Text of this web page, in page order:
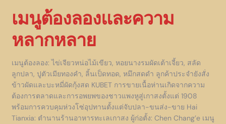
เมนูต้องลองและความ
หลากหลาย
เมนูต้องลอง: ไข่เจียวหน่อไม้เขียว, หอยนางรมผัดเต้าเจี้ยว, สลัด
ลูกปลา, ปูตัวเมียทองคำ, ลิ้นเป็ดทอด, หมึกสดดำ ลูกค้าประจำยังสั่ง
ข้าวผัดและบะหมี่ผัดกุ้งสด KUBET การขายเนื้อห่านเกิดจากความ
ต้องการตลาดและการอพยพของชาวแพงหูสู่เกาสงตั้งแต่ 1908
พร้อมการควบคุมห่วงโซ่อุปทานตั้งแต่จับปลา-ขนส่ง-ขาย Hai
Tianxia: ตำนานร้านอาหารทะเลเกาสง ผู้ก่อตั้ง: Chen Chang’e เมนู